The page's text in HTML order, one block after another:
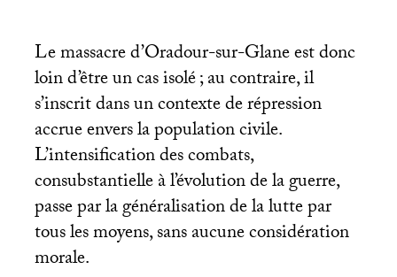
Le massacre d’Oradour-sur-Glane est donc
loin d’être un cas isolé; au contraire, il
s’inscrit dans un contexte de répression
accrue envers la population civile.
L’intensification des combats,
consubstantielle à l’évolution de la guerre,
passe par la généralisation de la lutte par
tous les moyens, sans aucune considération
morale.